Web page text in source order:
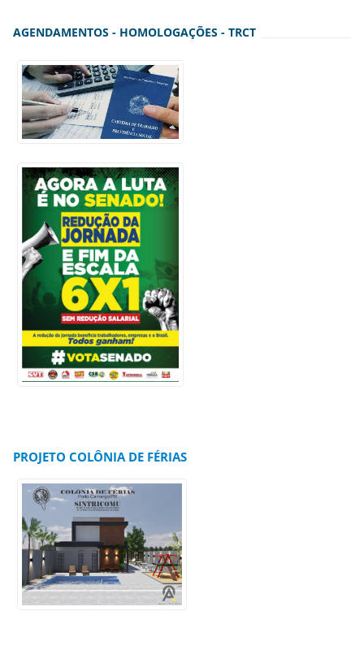
AGENDAMENTOS - HOMOLOGAÇÕES - TRCT
PROJETO COLÔNIA DE FÉRIAS